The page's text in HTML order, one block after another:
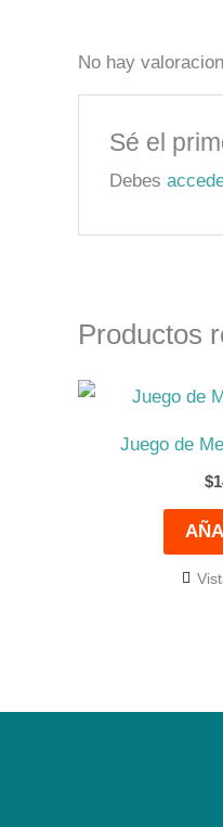
No hay
Sé el
Debes
Productos
Juego de
$